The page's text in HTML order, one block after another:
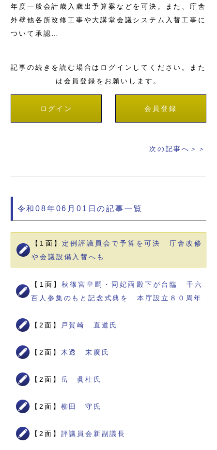
年度一般会計歳入歳出予算案などを可決。また、庁舎
外壁他各所改修工事や大講堂会議システム入替工事に
ついて承認…
記事の続きを読む場合はログインしてください。また
は会員登録をお願いします。
ログイン 会員登録
次の記事へ＞＞
令和08年06月01日の記事一覧
【1面】 定例評議員会で予算を可決 庁舎改修
や会議設備入替へも
【1面】秋篠宮皇嗣・同妃両殿下が台臨 千六
百人参集のもと記念式典を 本庁設立８０周年
【2面】 戸賀崎 直道氏
【2面】 木透 末廣氏
【2面】 岳 眞杜氏
【2面】 柳田 守氏
【2面】 評議員会新副議長